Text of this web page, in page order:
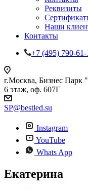
Реквизиты
Наши
Контакты
+7 (495) 790-61-
г.Москва, Бизнес Парк
6 этаж, оф. 607Г
SP@bestled.su
Instagram
YouTube
Whats App
Екатерина